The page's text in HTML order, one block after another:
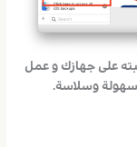
على جهازك و عمل
سهولة وسلاسة.